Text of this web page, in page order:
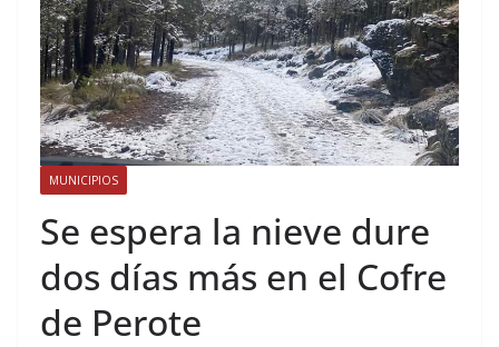
MUNICIPIOS
Se espera la nieve dure
dos días más en el Cofre
de Perote